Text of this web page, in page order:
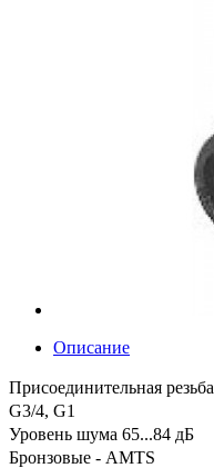
Описание
Присоединительная
G3/4, G1
Уровень шума 65...84 дБ
Бронзовые - AMTS